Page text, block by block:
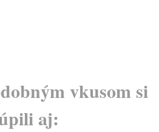
vkusom si
aj: